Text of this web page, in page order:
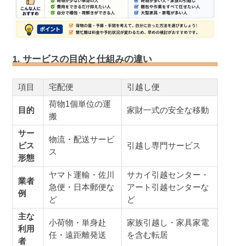
1. サービスの目的と仕組みの違い
項目 宅配便 引越し便
目的
荷物1個単位の運
搬
家財一式の安全な移動
サー
ビス
形態
物流・配送サービ
ス
引越し専門サービス
業者
例
ヤマト運輸・佐川
急便・日本郵便な
ど
サカイ引越センター・
アート引越センターな
ど
主な
利用
者
小荷物・単身赴
任・遠距離発送
家族引越し・家具家電
を含む転居